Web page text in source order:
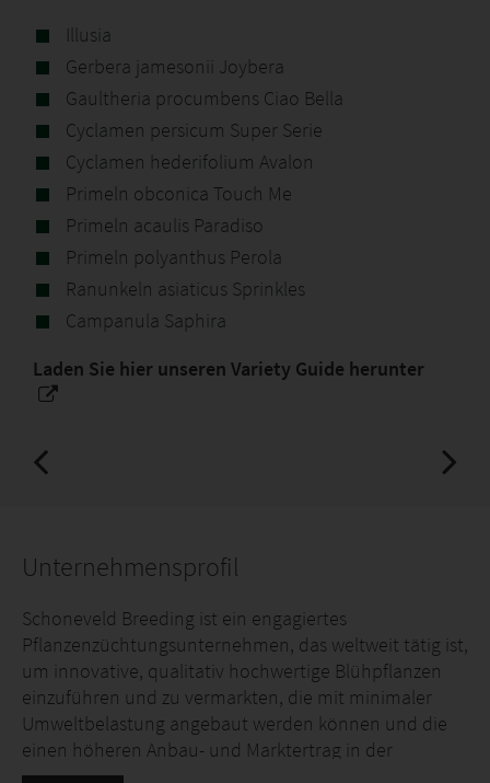
Illusia
Gerbera jamesonii Joybera
Gaultheria procumbens Ciao Bella
Cyclamen persicum Super Serie
Cyclamen hederifolium Avalon
Primeln obconica Touch Me
Primeln acaulis Paradiso
Primeln polyanthus Perola
Ranunkeln asiaticus Sprinkles
Campanula Saphira
Laden Sie hier unseren Variety Guide herunter
Unternehmensprofil
Schoneveld Breeding ist ein engagiertes
Pflanzenzüchtungsunternehmen, das weltweit tätig ist,
um innovative, qualitativ hochwertige Blühpflanzen
einzuführen und zu vermarkten, die mit minimaler
Umweltbelastung angebaut werden können und die
einen höheren Anbau- und Marktertrag in der
gesamten Kette bieten und einen inspirierenden